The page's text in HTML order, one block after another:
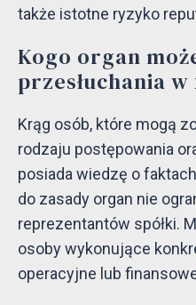
także istotne ryzyko
Kogo organ
przesłuchania
Krąg osób, które mogą
rodzaju postępowania
posiada wiedzę o
do zasady organ nie
reprezentantów spółki.
osoby wykonujące
operacyjne lub